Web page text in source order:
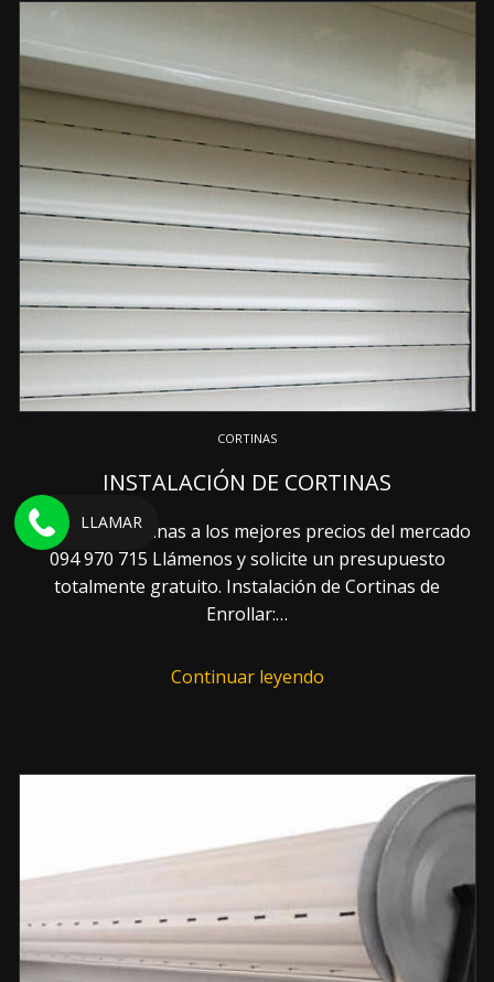
CORTINAS
INSTALACIÓN DE CORTINAS
Instalamos cortinas a los mejores precios del mercado
094 970 715 Llámenos y solicite un presupuesto
totalmente gratuito. Instalación de Cortinas de
Enrollar:…
Continuar leyendo
LLAMAR